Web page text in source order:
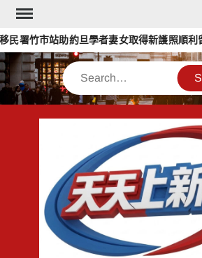
Skip
content
竹市站助約旦學者妻女取得新護照順利留臺
Search